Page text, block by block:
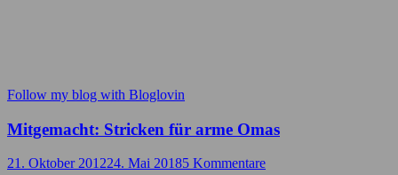
Follow my blog with Bloglovin
Mitgemacht: Stricken für arme Omas
21. Oktober 201224. Mai 20185 Kommentare